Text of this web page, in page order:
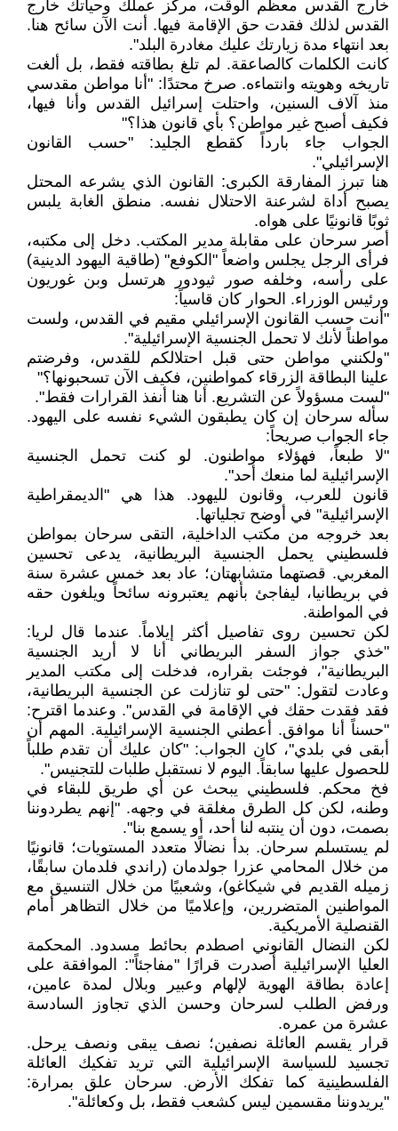
خارج القدس معظم الوقت، مركز عملك وحياتك خارج
القدس لذلك فقدت حق الإقامة فيها. أنت الآن سائح هنا.
بعد انتهاء مدة زيارتك عليك مغادرة البلد".
كانت الكلمات كالصاعقة. لم تلغ بطاقته فقط، بل ألغت
تاريخه وهويته وانتماءه. صرخ محتدًا: "أنا مواطن مقدسي
منذ آلاف السنين، واحتلت إسرائيل القدس وأنا فيها،
فكيف أصبح غير مواطن؟ بأي قانون هذا؟"
الجواب جاء بارداً كقطع الجليد: "حسب القانون
الإسرائيلي".
هنا تبرز المفارقة الكبرى: القانون الذي يشرعه المحتل
يصبح أداة لشرعنة الاحتلال نفسه. منطق الغابة يلبس
ثوبًا قانونيًا على هواه.
أصر سرحان على مقابلة مدير المكتب. دخل إلى مكتبه،
فرأى الرجل يجلس واضعاً "الكوفع" (طاقية اليهود الدينية)
على رأسه، وخلفه صور ثيودور هرتسل وبن غوريون
ورئيس الوزراء. الحوار كان قاسياً:
"أنت حسب القانون الإسرائيلي مقيم في القدس، ولست
مواطناً لأنك لا تحمل الجنسية الإسرائيلية".
"ولكنني مواطن حتى قبل احتلالكم للقدس، وفرضتم
علينا البطاقة الزرقاء كمواطنين، فكيف الآن تسحبونها؟"
"لست مسؤولاً عن التشريع. أنا هنا أنفذ القرارات فقط".
سأله سرحان إن كان يطبقون الشيء نفسه على اليهود.
جاء الجواب صريحاً:
"لا طبعاً، فهؤلاء مواطنون. لو كنت تحمل الجنسية
الإسرائيلية لما منعك أحد".
قانون للعرب، وقانون لليهود. هذا هي "الديمقراطية
الإسرائيلية" في أوضح تجلياتها.
بعد خروجه من مكتب الداخلية، التقى سرحان بمواطن
فلسطيني يحمل الجنسية البريطانية، يدعى تحسين
المغربي. قصتهما متشابهتان؛ عاد بعد خمس عشرة سنة
في بريطانيا، ليفاجئ بأنهم يعتبرونه سائحاً ويلغون حقه
في المواطنة.
لكن تحسين روى تفاصيل أكثر إيلاماً. عندما قال لريا:
"خذي جواز السفر البريطاني أنا لا أريد الجنسية
البريطانية"، فوجئت بقراره، فدخلت إلى مكتب المدير
وعادت لتقول: "حتى لو تنازلت عن الجنسية البريطانية،
فقد فقدت حقك في الإقامة في القدس". وعندما اقترح:
"حسناً أنا موافق. أعطني الجنسية الإسرائيلية. المهم أن
أبقى في بلدي"، كان الجواب: "كان عليك أن تقدم طلباً
للحصول عليها سابقاً. اليوم لا نستقبل طلبات للتجنيس".
فخ محكم. فلسطيني يبحث عن أي طريق للبقاء في
وطنه، لكن كل الطرق مغلقة في وجهه. "إنهم يطردوننا
بصمت، دون أن ينتبه لنا أحد، أو يسمع بنا".
لم يستسلم سرحان. بدأ نضالًا متعدد المستويات؛ قانونيًا
من خلال المحامي عزرا جولدمان (راندي فلدمان سابقًا،
زميله القديم في شيكاغو)، وشعبيًا من خلال التنسيق مع
المواطنين المتضررين، وإعلاميًا من خلال التظاهر أمام
القنصلية الأمريكية.
لكن النضال القانوني اصطدم بحائط مسدود. المحكمة
العليا الإسرائيلية أصدرت قرارًا "مفاجئاً": الموافقة على
إعادة بطاقة الهوية لإلهام وعبير وبلال لمدة عامين،
ورفض الطلب لسرحان وحسن الذي تجاوز السادسة
عشرة من عمره.
قرار يقسم العائلة نصفين؛ نصف يبقى ونصف يرحل.
تجسيد للسياسة الإسرائيلية التي تريد تفكيك العائلة
الفلسطينية كما تفكك الأرض. سرحان علق بمرارة:
"يريدوننا مقسمين ليس كشعب فقط، بل وكعائلة".